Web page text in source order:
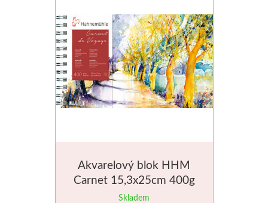
Akvarelový blok HHM
Carnet 15,3x25cm 400g
Skladem